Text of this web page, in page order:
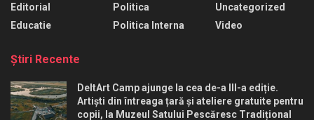
Editorial
Educatie
Politica
Politica Interna
Uncategorized
Video
Ştiri Recente
DeltArt Camp ajunge la cea de-a III-a ediție.
Artiști din întreaga țară și ateliere gratuite pentru
copii, la Muzeul Satului Pescăresc Tradițional